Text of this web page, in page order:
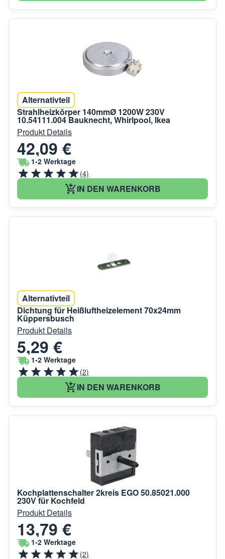
Alternativteil
Strahlheizkörper 140mmØ 1200W 230V
10.54111.004 Bauknecht, Whirlpool, Ikea
Produkt Details
42,09 €
1-2 Werktage
(4)
IN DEN WARENKORB
Alternativteil
Dichtung für Heißluftheizelement 70x24mm
Küppersbusch
Produkt Details
5,29 €
1-2 Werktage
(2)
IN DEN WARENKORB
Kochplattenschalter 2kreis EGO 50.85021.000
230V für Kochfeld
Produkt Details
13,79 €
1-2 Werktage
(2)